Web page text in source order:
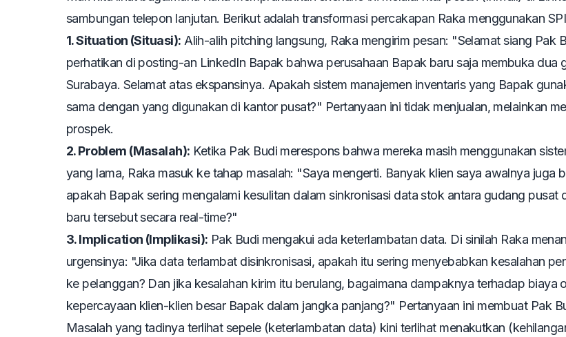
sambungan telepon lanjutan. Berikut adalah transformasi percakapan Raka menggunakan
1. Situation (Situasi): Alih-alih pitching langsung, Raka mengirim pesan: "Selamat siang Pak
perhatikan di posting-an LinkedIn Bapak bahwa perusahaan Bapak baru saja membuka dua
Surabaya. Selamat atas ekspansinya. Apakah sistem manajemen inventaris yang Bapak
sama dengan yang digunakan di kantor pusat?" Pertanyaan ini tidak menjualan, melainkan
prospek.
2. Problem (Masalah): Ketika Pak Budi merespons bahwa mereka masih menggunakan
yang lama, Raka masuk ke tahap masalah: "Saya mengerti. Banyak klien saya awalnya juga
apakah Bapak sering mengalami kesulitan dalam sinkronisasi data stok antara gudang pusat
baru tersebut secara real-time?"
3. Implication (Implikasi): Pak Budi mengakui ada keterlambatan data. Di sinilah Raka
urgensinya: "Jika data terlambat disinkronisasi, apakah itu sering menyebabkan kesalahan
ke pelanggan? Dan jika kesalahan kirim itu berulang, bagaimana dampaknya terhadap biaya
kepercayaan klien-klien besar Bapak dalam jangka panjang?" Pertanyaan ini membuat Pak
Masalah yang tadinya terlihat sepele (keterlambatan data) kini terlihat menakutkan